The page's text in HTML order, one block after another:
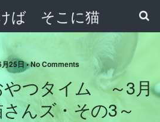
ば そこに猫
25日 • No Comments
やつタイム ～3月
んズ・その3～